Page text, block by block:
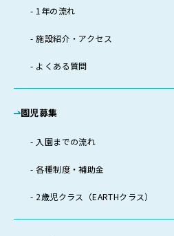
1年の流れ
施設紹介・アクセス
よくある質問
園児募集
入園までの流れ
各種制度・補助金
2歳児クラス（EARTHクラス）